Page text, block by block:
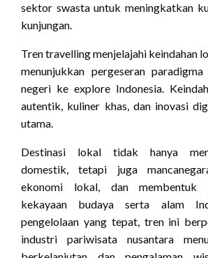
sektor swasta untuk meningkatkan
kunjungan.
Tren travelling menjelajahi keindahan
menunjukkan pergeseran
negeri ke explore Indonesia.
autentik, kuliner khas, dan inovasi
utama.
Destinasi lokal tidak hanya
domestik, tetapi juga
ekonomi lokal, dan membentuk
kekayaan budaya serta alam
pengelolaan yang tepat, tren ini
industri pariwisata nusantara